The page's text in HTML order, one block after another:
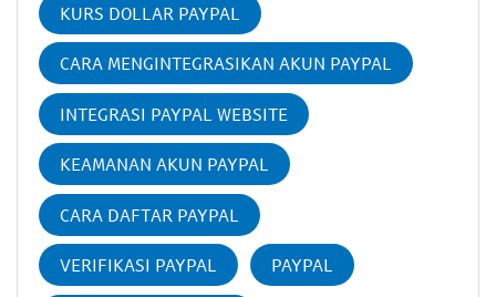
KURS DOLLAR PAYPAL
CARA MENGINTEGRASIKAN AKUN PAYPAL
INTEGRASI PAYPAL WEBSITE
KEAMANAN AKUN PAYPAL
CARA DAFTAR PAYPAL
VERIFIKASI PAYPAL PAYPAL